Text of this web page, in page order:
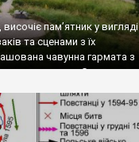
пам’ятник у вигляді
та сценами з їх
чавунна гармата з
козака – Семена
на теренах
десятиліттях XVII – […]